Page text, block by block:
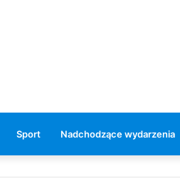
Sport Nadchodzące wydarzenia